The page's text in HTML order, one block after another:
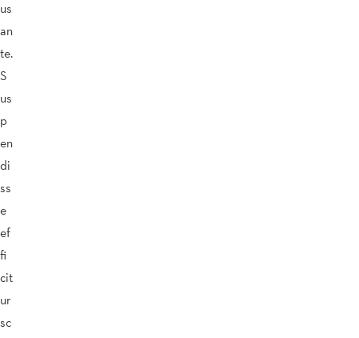
us
an
te.
S
us
p
en
di
ss
e
ef
fi
cit
ur
sc